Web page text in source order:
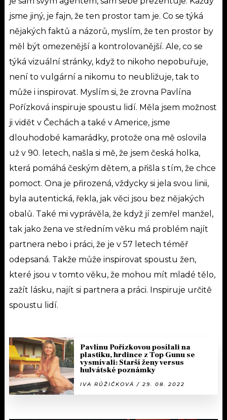
jsme jiný, je fajn, že ten prostor tam je. Co se týká
nějakých faktů a názorů, myslím, že ten prostor by
měl být omezenější a kontrolovanější. Ale, co se
týká vizuální stránky, když to nikoho nepobuřuje,
není to vulgární a nikomu to neubližuje, tak to
může i inspirovat. Myslím si, že zrovna Pavlína
Pořízková inspiruje spoustu lidí. Měla jsem možnost
ji vidět v Čechách a také v Americe, jsme
dlouhodobé kamarádky, protože ona mě oslovila
už v 90. letech, našla si mě, že jsem česká holka,
která pomáhá českým dětem, a přišla s tím, že chce
pomoct. Ona je přirozená, vždycky si jela svou linii,
byla autentická, řekla, jak věci jsou bez nějakých
obalů. Také mi vyprávěla, že když jí zemřel manžel,
tak jako žena ve středním věku má problém najít
partnera nebo i práci, že je v 57 letech téměř
odepsaná. Takže může inspirovat spoustu žen,
které jsou v tomto věku, že mohou mít mladé tělo,
zažít lásku, najít si partnera a práci. Inspiruje určitě
spoustu lidí.
Pavlínu Pořízkovou posílali na
plastiku, hrdince z Top Gunu se
vysmívali: Starší ženy versus
hulvátské poznámky
IVA RŮŽIČKOVÁ / 29. 08. 2022